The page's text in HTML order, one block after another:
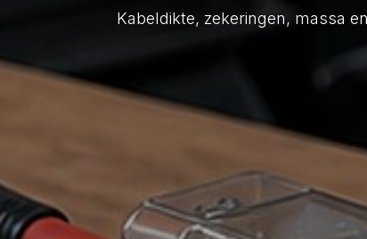
Kabeldikte, zekeringen, massa